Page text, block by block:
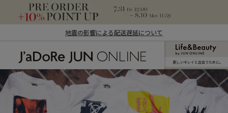
地震の影響による配送遅延について
J'aDoRe JUN ONLINE（ジャドール ジュ
ン オンライン）
新しいキレイと出合うために。